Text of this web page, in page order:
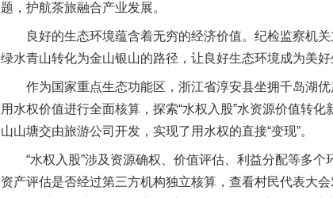
题，护航茶旅融合产业发展。
良好的生态环境蕴含着无穷的经济价值。纪检监察机关
绿水青山转化为金山银山的路径，让良好生态环境成为美好
作为国家重点生态功能区，浙江省淳安县坐拥千岛湖优
用水权价值进行全面核算，探索“水权入股”水资源价值转
山山塘交由旅游公司开发，实现了用水权的直接“变现”。
“水权入股”涉及资源确权、价值评估、利益分配等多个
资产评估是否经过第三方机构独立核算，查看村民代表大